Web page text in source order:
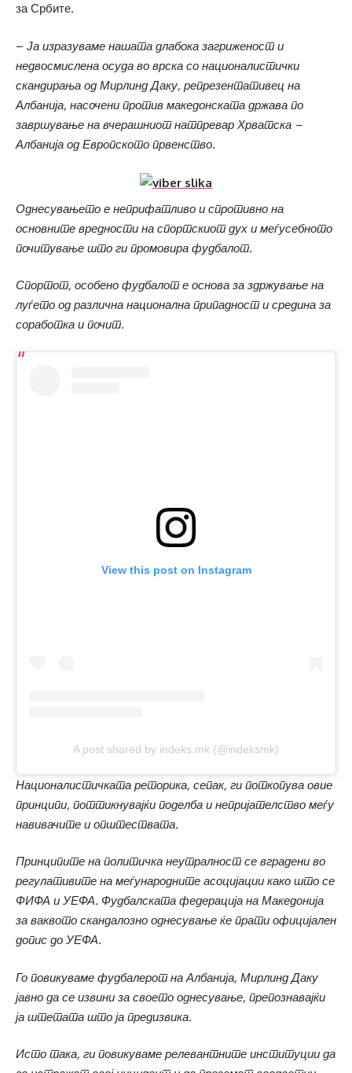
за Србите.
– Ја изразуваме нашата длабока загриженост и
недвосмислена осуда во врска со националистички
скандирања од Мирлинд Даку, репрезентативец на
Албанија, насочени против македонската држава по
завршување на вчерашниот натпревар Хрватска –
Албанија од Европското првенство.
Однесувањето е неприфатливо и спротивно на
основните вредности на спортскиот дух и меѓусебното
почитување што ги промовира фудбалот.
Спортот, особено фудбалот е основа за здржување на
луѓето од различна национална припадност и средина за
соработка и почит.
View this post on Instagram
A post shared by indeks.mk (@indeksmk)
Националистичката реторика, сепак, ги поткопува овие
принципи, поттикнувајќи поделба и непријателство меѓу
навивачите и општествата.
Принципите на политичка неутралност се вградени во
регулативите на меѓународните асоцијации како што се
ФИФА и УЕФА. Фудбалската федерација на Македонија
за ваквото скандалозно однесување ќе прати официјален
допис до УЕФА.
Го повикуваме фудбалерот на Албанија, Мирлинд Даку
јавно да се извини за своето однесување, препознавајќи
ја штетата што ја предизвика.
Исто така, ги повикуваме релевантните институции да